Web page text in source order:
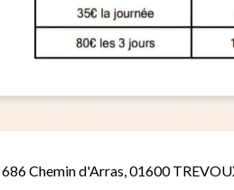
686 Chemin d'Arras, 01600